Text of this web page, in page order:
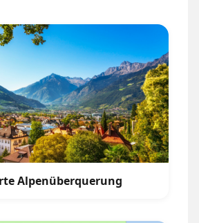
Alpenüberquerung